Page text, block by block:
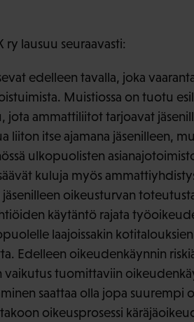
ry lausuu seuraavasti:
edelleen tavalla, joka
Muistiossa on tuotu
ammattiliitot tarjoavat
itse ajamana jäsenilleen,
ulkopuolisten
kuluja myös
oikeusturvan
käytäntö rajata
laajoissakin
Edelleen oikeudenkäynnin
tuomittaviin
saattaa olla jopa suurempi
oikeusprosessi